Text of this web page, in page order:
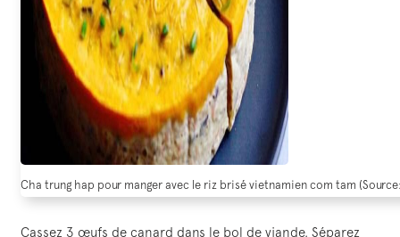
Cha trung hap pour manger avec le riz brisé vietnamien com tam
Cassez 3 œufs de canard dans le bol de viande. Séparez